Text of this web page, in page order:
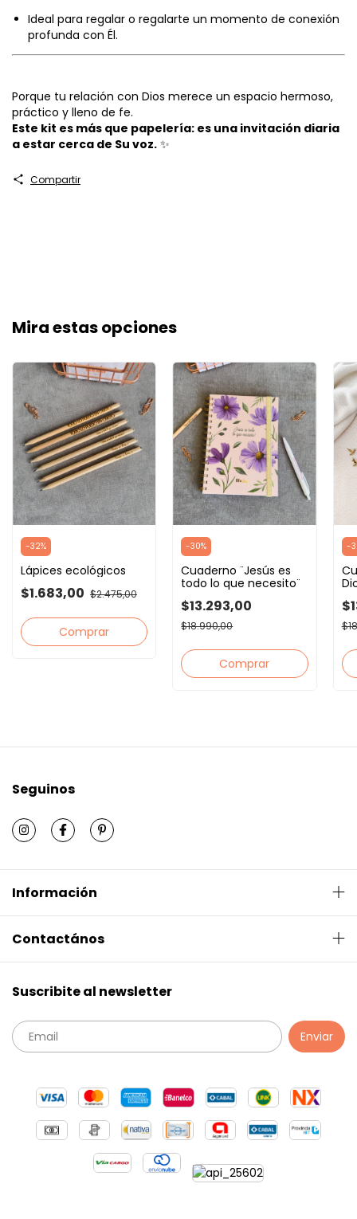
Ideal para regalar o regalarte un momento de conexión
profunda con Él.
Porque tu relación con Dios merece un espacio hermoso,
práctico y lleno de fe.
Este kit es más que papelería: es una invitación diaria
a estar cerca de Su voz. ✨
Compartir
Mira estas opciones
-32%
Lápices ecológicos
$1.683,00 $2.475,00
Comprar
-30%
Cuaderno ¨Jesús es
todo lo que necesito¨
$13.293,00
$18.990,00
-
Seguinos
Información
Contactános
Suscribite al newsletter